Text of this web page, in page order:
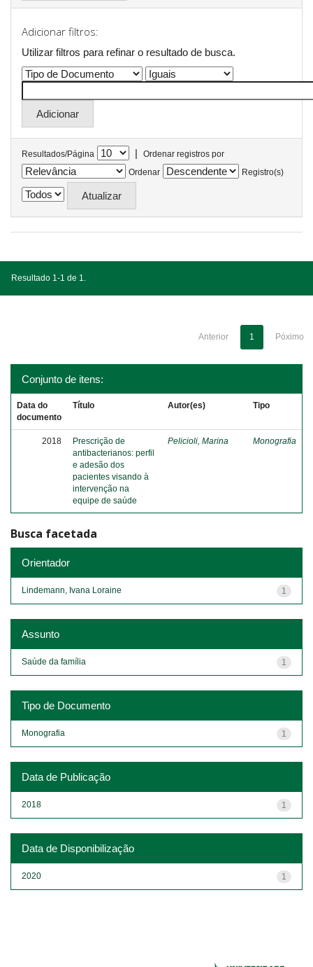
Adicionar filtros:
Utilizar filtros para refinar o resultado de busca.
Resultados/Página |
Ordenar registros por
Ordenar
Registro(s)
Resultado 1-1 de 1.
Anterior 1 Póximo
Conjunto de itens:
Data do
documento
Título Autor(es) Tipo
2018
Prescrição de
antibacterianos: perfil
e adesão dos
pacientes visando à
intervenção na
equipe de saúde
Pelicioli, Marina Monografia
Busca facetada
Orientador
1
Lindemann, Ivana Loraine
Assunto
1
Saúde da família
Tipo de Documento
1
Monografia
Data de Publicação
1
2018
Data de Disponibilização
1
2020